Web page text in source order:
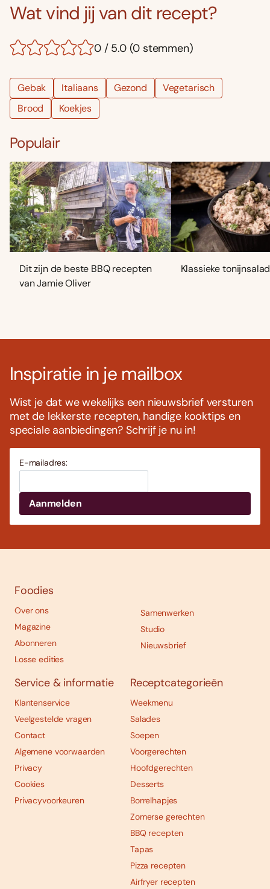
Wat vind jij van dit recept?
0 / 5.0 (0 stemmen)
Gebak Italiaans Gezond
Vegetarisch
Brood
Koekjes
Populair
Dit zijn de beste BBQ recepten
van Jamie Oliver
Klassieke
Inspiratie in je mailbox
Wist je dat we wekelijks een nieuwsbrief versturen
met de lekkerste recepten, handige kooktips en
speciale aanbiedingen? Schrijf je nu in!
E-mailadres:
Foodies
Over ons
Magazine
Abonneren
Losse edities
Samenwerken
Studio
Nieuwsbrief
Service & informatie
Klantenservice
Veelgestelde vragen
Contact
Algemene voorwaarden
Privacy
Cookies
Privacyvoorkeuren
Receptcategorieën
Weekmenu
Salades
Soepen
Voorgerechten
Hoofdgerechten
Desserts
Borrelhapjes
Zomerse gerechten
BBQ recepten
Tapas
Pizza recepten
Airfryer recepten